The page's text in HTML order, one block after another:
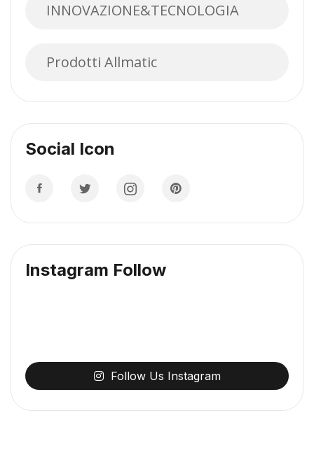
INNOVAZIONE&TECNOLOGIA
Prodotti Allmatic
Social Icon
Instagram Follow
Follow Us Instagram